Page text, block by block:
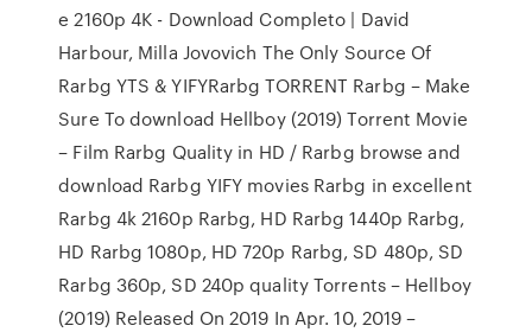
e 2160p 4K - Download Completo | David
Harbour, Milla Jovovich The Only Source Of
Rarbg YTS & YIFYRarbg TORRENT Rarbg – Make
Sure To download Hellboy (2019) Torrent Movie
– Film Rarbg Quality in HD / Rarbg browse and
download Rarbg YIFY movies Rarbg in excellent
Rarbg 4k 2160p Rarbg, HD Rarbg 1440p Rarbg,
HD Rarbg 1080p, HD 720p Rarbg, SD 480p, SD
Rarbg 360p, SD 240p quality Torrents – Hellboy
(2019) Released On 2019 In Apr. 10, 2019 –